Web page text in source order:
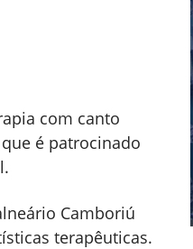
com canto
é patrocinado
Camboriú
terapêuticas.